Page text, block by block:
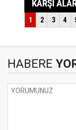
HABERE